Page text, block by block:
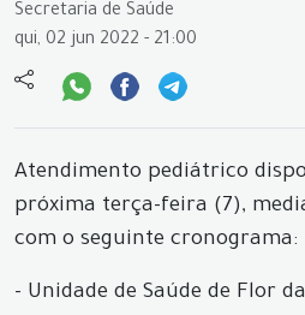
Secretaria de Saúde
qui, 02 jun 2022 - 21:00
Atendimento pediátrico
próxima terça-feira (7),
com o seguinte cronograma:
- Unidade de Saúde de Flor